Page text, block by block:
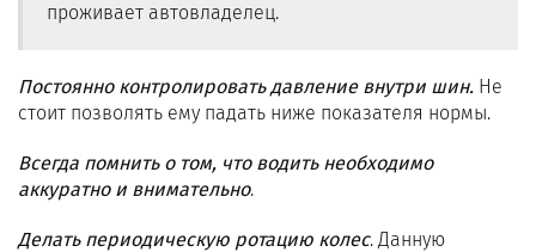
проживает автовладелец.
Постоянно контролировать давление внутри шин. Не
стоит позволять ему падать ниже показателя нормы.
Всегда помнить о том, что водить необходимо
аккуратно и внимательно.
Делать периодическую ротацию колес. Данную